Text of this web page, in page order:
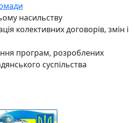
насильству
колективних договорів, змін і
програм, розроблених
суспільства